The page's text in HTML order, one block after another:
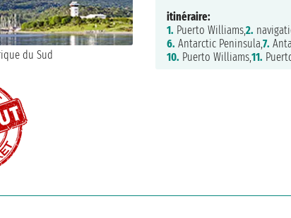
itinéraire:
1. Puerto Williams,2.
6. Antarctic Peninsula,7.
10. Puerto Williams,11.